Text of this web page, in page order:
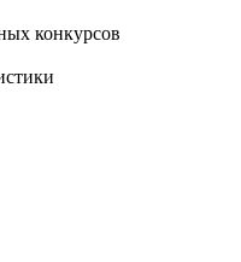
конкурсов